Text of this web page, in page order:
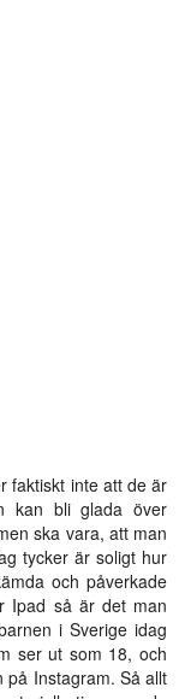
faktiskt inte att de är
kan bli glada över
ska vara, att man
tycker är soligt hur
och påverkade
Ipad så är det man
i Sverige idag
ser ut som 18, och
på Instagram. Så allt